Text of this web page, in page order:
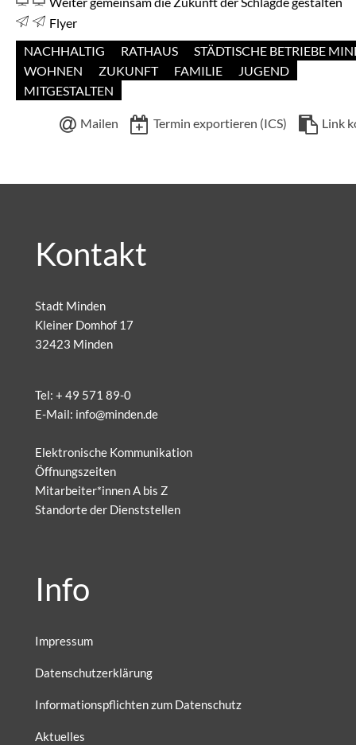
Flyer
NACHHALTIG
RATHAUS
STÄDTISCHE BETRIEBE
WOHNEN
ZUKUNFT FAMILIE
JUGEND
MITGESTALTEN
Mailen Termin exportieren (ICS) Link
Kontakt
Stadt Minden
Kleiner Domhof 17
32423 Minden
Tel: + 49 571 89-0
E-Mail: info@minden.de
Elektronische Kommunikation
Öffnungszeiten
Mitarbeiter*innen A bis Z
Standorte der Dienststellen
Info
Impressum
Datenschutzerklärung
Informationspflichten zum Datenschutz
Aktuelles